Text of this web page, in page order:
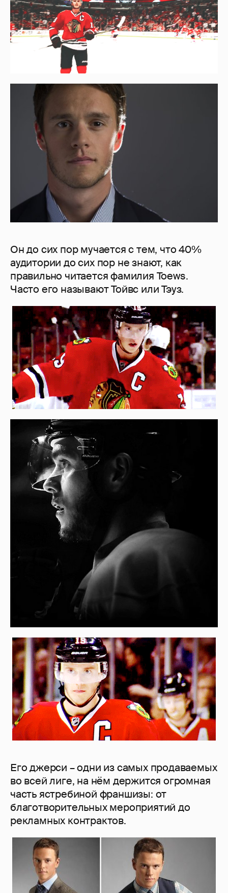
Он до сих пор мучается с тем, что 40%
аудитории до сих пор не знают, как
правильно читается фамилия Toews.
Часто его называют Тойвс или Тэуз.
Его джерси – одни из самых продаваемых
во всей лиге, на нём держится огромная
часть ястребиной франшизы: от
благотворительных мероприятий до
рекламных контрактов.